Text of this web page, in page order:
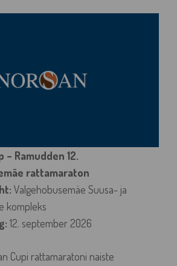
– Ramudden 12.
rattamaraton
Valgehobusemäe Suusa- ja
kompleks
12. september 2026
Cupi rattamaratoni naiste